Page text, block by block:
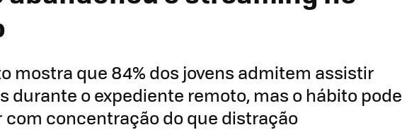
mostra que 84% dos jovens admitem assistir
durante o expediente remoto, mas o hábito pode
com concentração do que distração